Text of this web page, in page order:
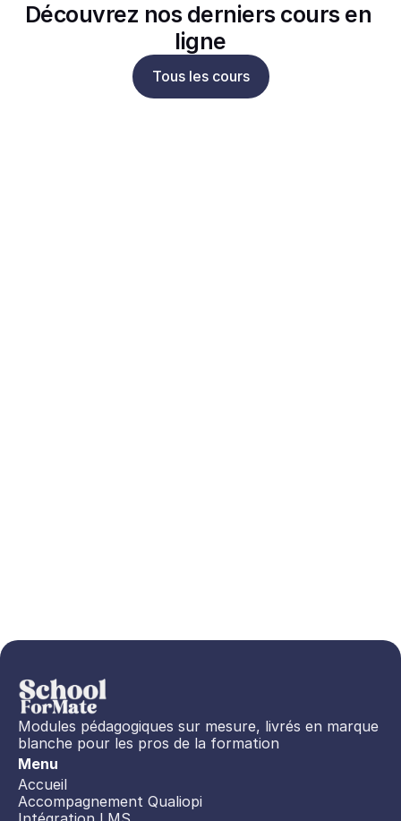
Découvrez nos derniers cours en
ligne
Tous les cours
Modules pédagogiques sur mesure, livrés en marque
blanche pour les pros de la formation
Menu
Accueil
Accompagnement Qualiopi